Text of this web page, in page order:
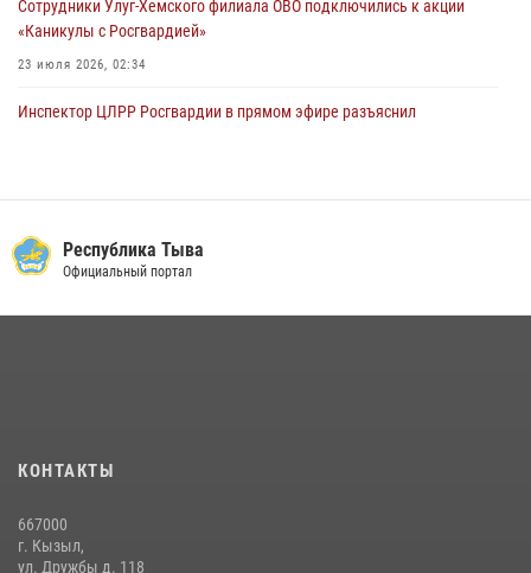
Сотрудники Улуг-Хемского филиала ОВО подключились к акции
«Каникулы с Росгвардией»
23 июля 2026, 02:34
Инспектор ЦЛРР Росгвардии в прямом эфире разъяснил
Спортсмены Росгвардии стали победителями и призерами
Чемпионата по лёгкой атлетике Наадым-2026
лучников в канун тувинского праздника животноводов
23 июля 2026, 04:57
Республика Тыва
Официальный портал
КОНТАКТЫ
667000
г. Кызыл,
ул. Дружбы д. 118